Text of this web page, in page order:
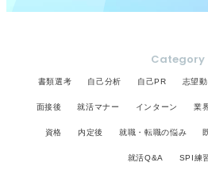
Category
書類選考 自己分析 自己PR 志望
面接後 就活マナー インターン 業
資格 内定後 就職・転職の悩み
就活Q&A SPI練